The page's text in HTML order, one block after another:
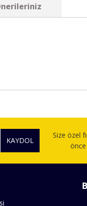
KAYDOL
Size özel